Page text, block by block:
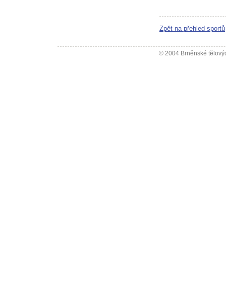
Zpět na přehled sportů
© 2004 Brněnské